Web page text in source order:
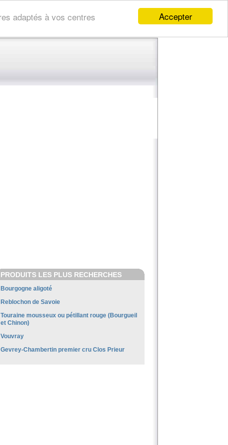
Accepter
adaptés à vos centres
PRODUITS LES PLUS RECHERCHES
Bourgogne aligoté
Reblochon de Savoie
Touraine mousseux ou pétillant rouge (Bourgueil
et Chinon)
Vouvray
Gevrey-Chambertin premier cru Clos Prieur